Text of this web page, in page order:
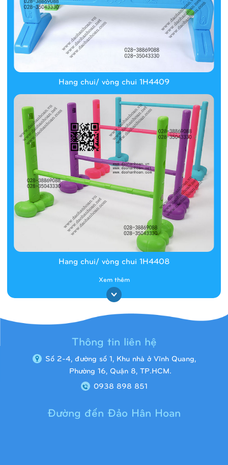
Hang chui/ vòng chui 1H4409
Hang chui/ vòng chui 1H4408
Xem thêm
Thông tin liên hệ
Số 2-4, đường số 1, Khu nhà ở Vĩnh Quang,
Phường 16, Quận 8, TP.HCM.
0938 898 851
Đường đến Đảo Hân Hoan